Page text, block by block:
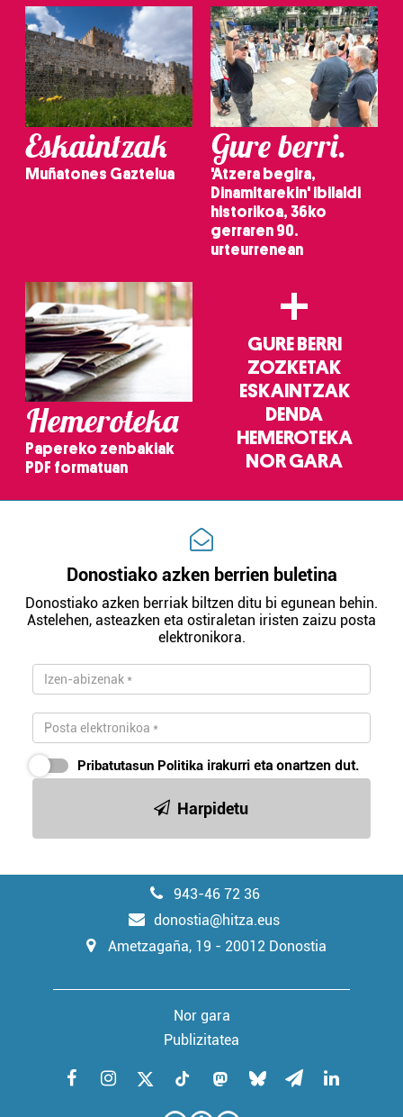
baliatzen gara. Ohar hau onartuz gero, teknologia hori
erabiltzeko baimen esplizitua ematen diguzu.Gehiago
irakurri
Eskaintzak
Muñatones Gaztelua
Gure berri.
'Atzera begira,
Dinamitarekin' ibilaldi
historikoa, 36ko
gerraren 90.
urteurrenean
Hemeroteka
Papereko zenbakiak
PDF formatuan
+
GURE BERRI
ZOZKETAK
ESKAINTZAK
DENDA
HEMEROTEKA
NOR GARA
Donostiako azken berrien buletina
Donostiako azken berriak biltzen ditu bi egunean behin.
Astelehen, asteazken eta ostiraletan iristen zaizu posta
elektronikora.
Pribatutasun Politika irakurri eta onartzen dut.
Harpidetu
943-46 72 36
donostia@hitza.eus
Ametzagaña, 19 - 20012 Donostia
Nor gara
Publizitatea